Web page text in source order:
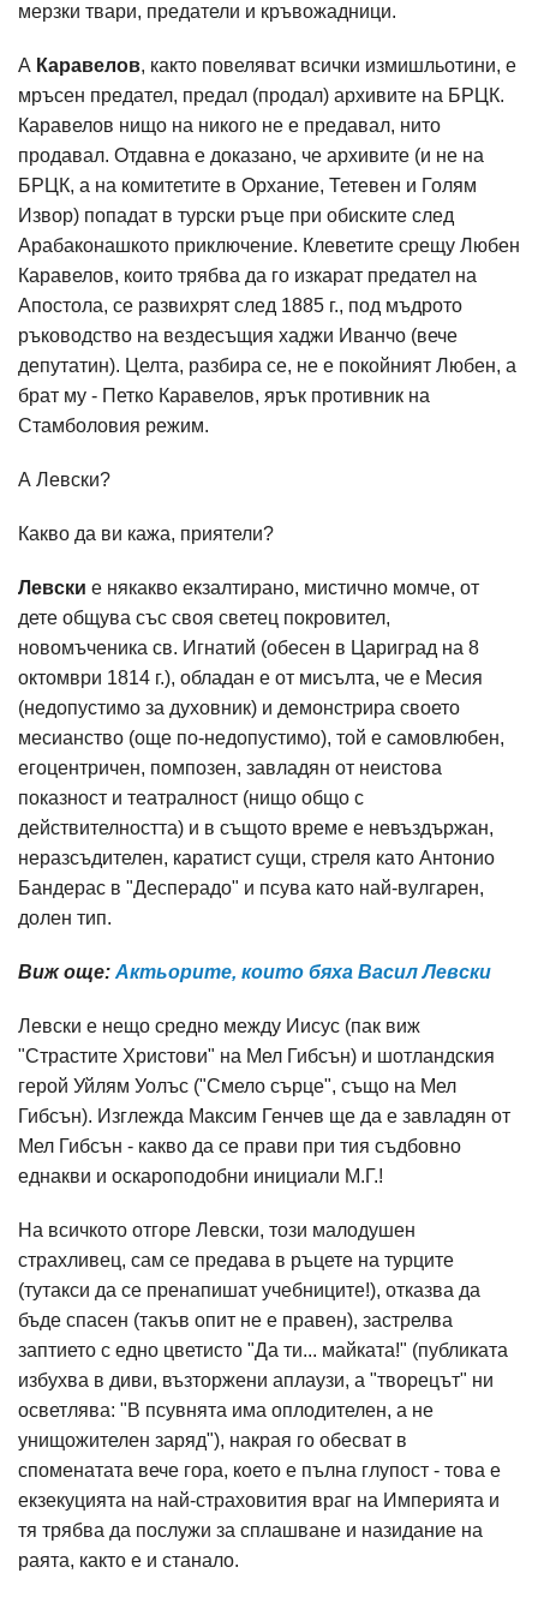
мерзки твари, предатели и кръвожадници.
А Каравелов, както повеляват всички измишльотини, е
мръсен предател, предал (продал) архивите на БРЦК.
Каравелов нищо на никого не е предавал, нито
продавал. Отдавна е доказано, че архивите (и не на
БРЦК, а на комитетите в Орхание, Тетевен и Голям
Извор) попадат в турски ръце при обиските след
Арабаконашкото приключение. Клеветите срещу Любен
Каравелов, които трябва да го изкарат предател на
Апостола, се развихрят след 1885 г., под мъдрото
ръководство на вездесъщия хаджи Иванчо (вече
депутатин). Целта, разбира се, не е покойният Любен, а
брат му - Петко Каравелов, ярък противник на
Стамболовия режим.
А Левски?
Какво да ви кажа, приятели?
Левски е някакво екзалтирано, мистично момче, от
дете общува със своя светец покровител,
новомъченика св. Игнатий (обесен в Цариград на 8
октомври 1814 г.), обладан е от мисълта, че е Месия
(недопустимо за духовник) и демонстрира своето
месианство (още по-недопустимо), той е самовлюбен,
егоцентричен, помпозен, завладян от неистова
показност и театралност (нищо общо с
действителността) и в същото време е невъздържан,
неразсъдителен, каратист сущи, стреля като Антонио
Бандерас в "Десперадо" и псува като най-вулгарен,
долен тип.
Виж още: Актьорите, които бяха Васил Левски
Левски е нещо средно между Иисус (пак виж
"Страстите Христови" на Мел Гибсън) и шотландския
герой Уйлям Уолъс ("Смело сърце", също на Мел
Гибсън). Изглежда Максим Генчев ще да е завладян от
Мел Гибсън - какво да се прави при тия съдбовно
еднакви и оскароподобни инициали М.Г.!
На всичкото отгоре Левски, този малодушен
страхливец, сам се предава в ръцете на турците
(тутакси да се пренапишат учебниците!), отказва да
бъде спасен (такъв опит не е правен), застрелва
заптието с едно цветисто "Да ти... майката!" (публиката
избухва в диви, възторжени аплаузи, а "творецът" ни
осветлява: "В псувнята има оплодителен, а не
унищожителен заряд"), накрая го обесват в
споменатата вече гора, което е пълна глупост - това е
екзекуцията на най-страховития враг на Империята и
тя трябва да послужи за сплашване и назидание на
раята, както е и станало.